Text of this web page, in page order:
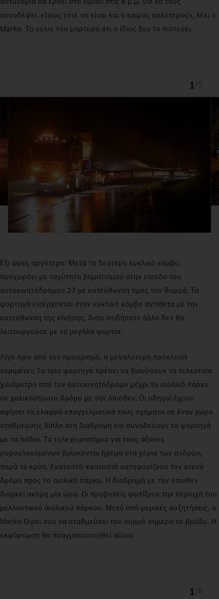
συνοδέψει. «Ίσως τότε να είναι και ο καιρός καλύτερος», λέει ο
Marko. Το γέλιο του μαρτυρά ότι ο ίδιος δεν το πιστεύει.
1
Έξι ώρες αργότερα: Μετά το δεύτερο κυκλικό κόμβο,
προχωράει με ταχύτητα βηματισμού στην είσοδο του
αυτοκινητόδρομου 23 με κατεύθυνση προς τον Βορρά. Τα
φορτηγά εισέρχονται στον κυκλικό κόμβο αντίθετα με την
κατεύθυνση της κίνησης, διότι οτιδήποτε άλλο δεν θα
λειτουργούσε με τα μεγάλα φορτία.
Λίγο πριν από τον προορισμό, η μεγαλύτερη πρόκληση
περιμένει: Τα τρία φορτηγά πρέπει να διανύσουν τα τελευταία
χιλιόμετρα από τον αυτοκινητόδρομο μέχρι το αιολικό πάρκο
σε χαλικόστρωτο δρόμο με την όπισθεν. Οι οδηγοί έχουν
αφήσει τα ελαφρά επαγγελματικά τους οχήματα σε έναν χώρο
στάθμευσης δίπλα στη διαδρομή και συνοδεύουν τα φορτηγά
με τα πόδια. Τα τηλεχειριστήρια για τους άξονες
ρυμουλκούμενων βρίσκονται ήρεμα στα χέρια των ανδρών,
παρά το κρύο. Εκατοστό-εκατοστό κατηφορίζουν τον στενό
δρόμο προς το αιολικό πάρκο. Η διαδρομή με την όπισθεν
διαρκεί ακόμη μία ώρα. Οι προβολείς φωτίζουν την περιοχή του
μελλοντικού αιολικού πάρκου. Μετά από μερικές συζητήσεις, ο
Marko ξέρει πού να σταθμεύσει τον συρμό σήμερα το βράδυ. Η
εκφόρτωση θα πραγματοποιηθεί αύριο.
1